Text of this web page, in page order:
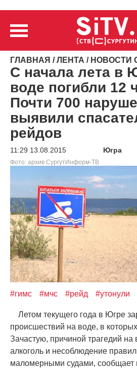
ГЛАВНАЯ /ЛЕНТА / НОВОСТИ
С начала лета в
воде погибли 12
Почти 700
выявили
рейдов
11:29 13.08.2015 Югра
Фото: архив СургутИнформ-ТВ
#гимс #мчс #рейд #утонули
Летом текущего года в Югре
происшествий на воде, в
Зачастую, причиной трагедий на
алкоголь и несоблюдение
маломерными судами, сообщает